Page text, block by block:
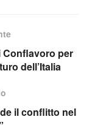
Conflavoro per
dell’Italia
il conflitto nel